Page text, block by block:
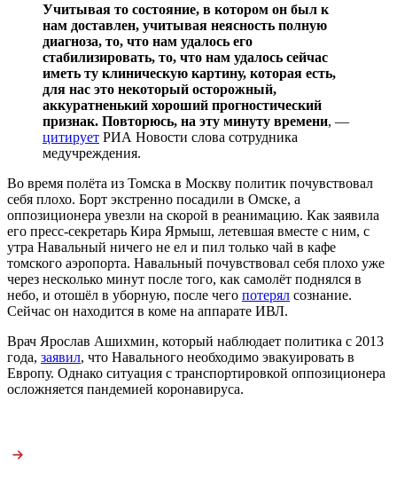
Учитывая то состояние, в котором он был к
нам доставлен, учитывая неясность полную
диагноза, то, что нам удалось его
стабилизировать, то, что нам удалось сейчас
иметь ту клиническую картину, которая есть,
для нас это некоторый осторожный,
аккуратненький хороший прогностический
признак. Повторюсь, на эту минуту времени, —
цитирует РИА Новости слова сотрудника
медучреждения.
Во время полёта из Томска в Москву политик почувствовал
себя плохо. Борт экстренно посадили в Омске, а
оппозиционера увезли на скорой в реанимацию. Как заявила
его пресс-секретарь Кира Ярмыш, летевшая вместе с ним, с
утра Навальный ничего не ел и пил только чай в кафе
томского аэропорта. Навальный почувствовал себя плохо уже
через несколько минут после того, как самолёт поднялся в
небо, и отошёл в уборную, после чего потерял сознание.
Сейчас он находится в коме на аппарате ИВЛ.
Врач Ярослав Ашихмин, который наблюдает политика с 2013
года, заявил, что Навального необходимо эвакуировать в
Европу. Однако ситуация с транспортировкой оппозиционера
осложняется пандемией коронавируса.